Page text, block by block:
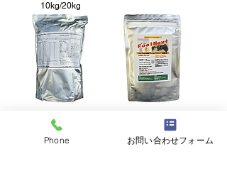
10kg/20kg
フォールラック フォールネクスト
Phone お問い合わせフォーム